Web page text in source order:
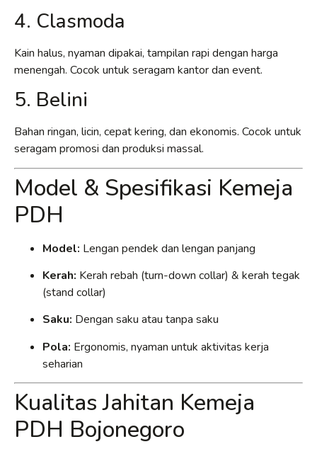
4. Clasmoda
Kain halus, nyaman dipakai, tampilan rapi dengan harga
menengah. Cocok untuk seragam kantor dan event.
5. Belini
Bahan ringan, licin, cepat kering, dan ekonomis. Cocok untuk
seragam promosi dan produksi massal.
Model & Spesifikasi Kemeja
PDH
Model: Lengan pendek dan lengan panjang
Kerah: Kerah rebah (turn-down collar) & kerah tegak
(stand collar)
Saku: Dengan saku atau tanpa saku
Pola: Ergonomis, nyaman untuk aktivitas kerja
seharian
Kualitas Jahitan Kemeja
PDH Bojonegoro